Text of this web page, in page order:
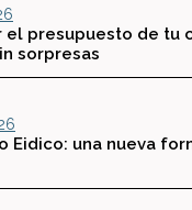
el presupuesto de tu
sorpresas
Eidico: una nueva